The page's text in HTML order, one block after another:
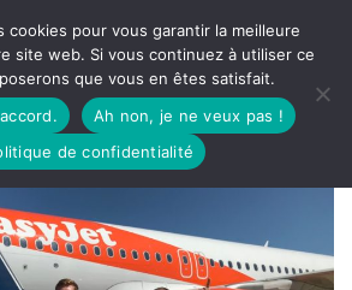
cookies pour vous garantir la meilleure
site web. Si vous continuez à utiliser ce
que vous en êtes satisfait.
Ah non, je ne veux pas !
de confidentialité